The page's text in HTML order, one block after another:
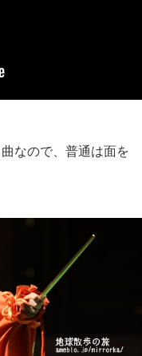
なので、普通は面を